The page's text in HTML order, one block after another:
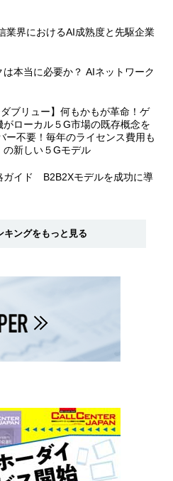
業界におけるAI成熟度と先駆企業
本当に必要か？ AIネットワーク
ブリュー】何もかもが革命！ゲ
ローカル５G市場の既存概念を
ー不要！毎年のライセンス費用も
新しい５Gモデル
ガイド B2B2Xモデルを成功に導
キングをもっと見る